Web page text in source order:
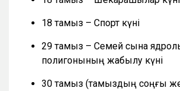
18 тамыз – Спорт күні
29 тамыз – Семей сынақ
полигонының жабылу күні
30 тамыз (тамыздың соңғы